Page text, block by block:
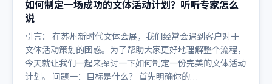
如何制定一场成功的文体活动计划？听听专家怎么
说
引言： 在苏州新时代文体会展，我们经常会遇到客户对于
文体活动策划的困惑。为了帮助大家更好地理解整个流程，
今天就让我们一起来探讨一下如何制定一份完美的文体活动
计划。 问题一：目标是什么？ 首先明确你的…